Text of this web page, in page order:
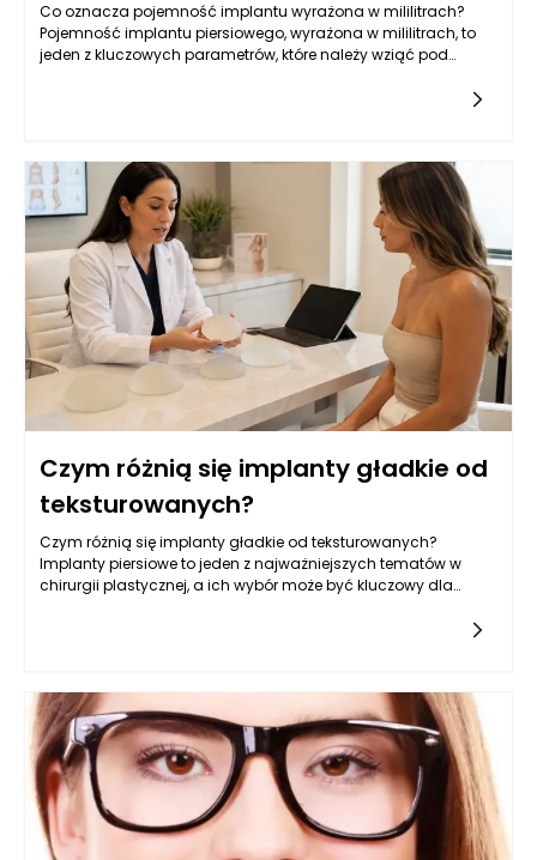
Co oznacza pojemność implantu wyrażona w mililitrach?
Pojemność implantu piersiowego, wyrażona w mililitrach, to
jeden z kluczowych parametrów, które należy wziąć pod
Czym różnią się implanty gładkie od
teksturowanych?
Czym różnią się implanty gładkie od teksturowanych?
Implanty piersiowe to jeden z najważniejszych tematów w
chirurgii plastycznej, a ich wybór może być kluczowy dla